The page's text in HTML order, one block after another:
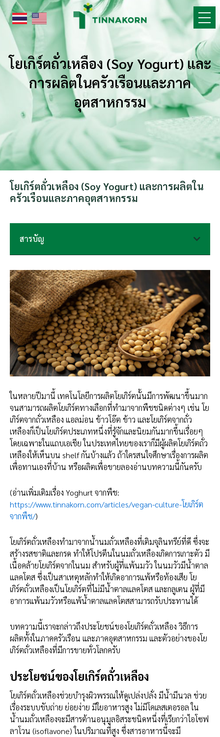
Skip
to
content
โยเกิร์ตถั่วเหลือง (Soy Yogurt) และ
การผลิตในครัวเรือนและภาค
อุตสาหกรรม
โยเกิร์ตถั่วเหลือง (Soy Yogurt) และการผลิตใน
ครัวเรือนและภาคอุตสาหกรรม
สารบัญ
ในหลายปีมานี้ เทคโนโลยีการผลิตโยเกิร์ตนั้นมีการพัฒนาขึ้นมาก
จนสามารถผลิตโยเกิร์ตทางเลือกที่ทำมาจากพืชชนิดต่างๆ เช่น โย
เกิร์ตจากถั่วเหลือง แอลม่อน ข้าวโอ๊ต ข้าว และโยเกิร์ตจากถั่ว
เหลืองก็เป็นโยเกิร์ตประเภทหนึ่งที่รู้จักและนิยมกันมากขึ้นเรื่อยๆ
โดยเฉพาะในแถบเอเชีย ในประเทศไทยของเราก็มีผู้ผลิตโยเกิร์ตถั่ว
เหลืองให้เห็นบน shelf กันบ้างแล้ว ถ้าใครสนใจศึกษาเรื่องการผลิต
เพื่อทานเองที่บ้าน หรือผลิตเพื่อขายลองอ่านบทความนี้กันครับ
(อ่านเพิ่มเติมเรื่อง Yoghurt จากพืช:
https://www.tinnakorn.com/articles/vegan-culture-โยเกิร์ต
จากพืช/)
โยเกิร์ตถั่วเหลืองทำมาจากน้ำนมถั่วเหลืองที่เติมจุลินทรีย์ที่ดี ซึ่งจะ
สร้างรสชาติและกรด ทำให้โปรตีนในนมถั่วเหลืองเกิดการเกาะตัว มี
เนื้อคล้ายโยเกิร์ตจากในนม สำหรับผู้ที่แพ้นมวัว ในนมวัวมีน้ำตาล
แลคโตส ซึ่งเป็นสาเหตุหลักทำให้เกิดอาการแพ้หรือท้องเสีย โย
เกิร์ตถั่วเหลืองเป็นโยเกิร์ตที่ไม่มีน้ำตาลแลคโตส และกลูเตน ผู้ที่มี
อาการแพ้นมวัวหรือแพ้น้ำตาลแลคโตสสามารถรับประทานได้
บทความนี้เราจะกล่าวถึงประโยชน์ของโยเกิร์ตถั่วเหลือง วิธีการ
ผลิตทั้งในภาคครัวเรือน และภาคอุตสาหกรรม และตัวอย่างของโย
เกิร์ตถั่วเหลืองที่มีการขายทั่วโลกครับ
ประโยชน์ของโยเกิร์ตถั่วเหลือง
โยเกิร์ตถั่วเหลืองช่วยบำรุงผิวพรรณให้ดูเปล่งปลั่ง มีน้ำมีนวล ช่วย
เรื่องระบบขับถ่าย ย่อยง่าย มีใยอาหารสูง ไม่มีโคเลสเตอรอล ใน
น้ำนมถั่วเหลืองจะมีสารต้านอนุมูลอิสระชนิดหนึ่งที่เรียกว่าไอโซฟ
ลาโวน (isoflavone) ในปริมาณที่สูง ซึ่งสารอาหารนี้จะมี